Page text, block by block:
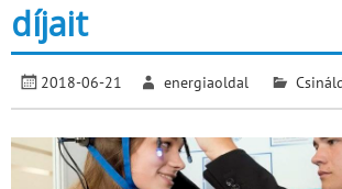
díjait
2018-06-21 energiaoldal